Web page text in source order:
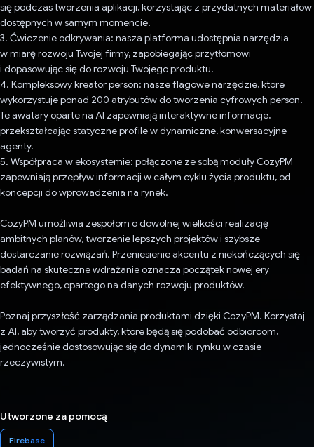
się podczas tworzenia aplikacji, korzystając z przydatnych materiałów
dostępnych w samym momencie.
3. Ćwiczenie odkrywania: nasza platforma udostępnia narzędzia
w miarę rozwoju Twojej firmy, zapobiegając przytłomowi
i dopasowując się do rozwoju Twojego produktu.
4. Kompleksowy kreator person: nasze flagowe narzędzie, które
wykorzystuje ponad 200 atrybutów do tworzenia cyfrowych person.
Te awatary oparte na AI zapewniają interaktywne informacje,
przekształcając statyczne profile w dynamiczne, konwersacyjne
agenty.
5. Współpraca w ekosystemie: połączone ze sobą moduły CozyPM
zapewniają przepływ informacji w całym cyklu życia produktu, od
koncepcji do wprowadzenia na rynek.
CozyPM umożliwia zespołom o dowolnej wielkości realizację
ambitnych planów, tworzenie lepszych projektów i szybsze
dostarczanie rozwiązań. Przeniesienie akcentu z niekończących się
badań na skuteczne wdrażanie oznacza początek nowej ery
efektywnego, opartego na danych rozwoju produktów.
Poznaj przyszłość zarządzania produktami dzięki CozyPM. Korzystaj
z AI, aby tworzyć produkty, które będą się podobać odbiorcom,
jednocześnie dostosowując się do dynamiki rynku w czasie
rzeczywistym.
Utworzone za pomocą
Firebase